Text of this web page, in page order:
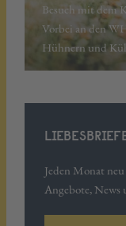
Besuch mit dem
Vorbei an den
Hühnern und
Jeden Monat
Angebote, News